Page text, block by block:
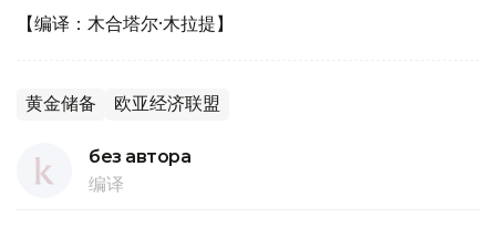
【编译：木合塔尔·木拉提】
黄金储备 欧亚经济联盟
без автора
编译